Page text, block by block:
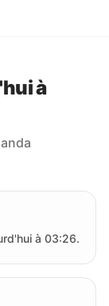
à
à 03:26.